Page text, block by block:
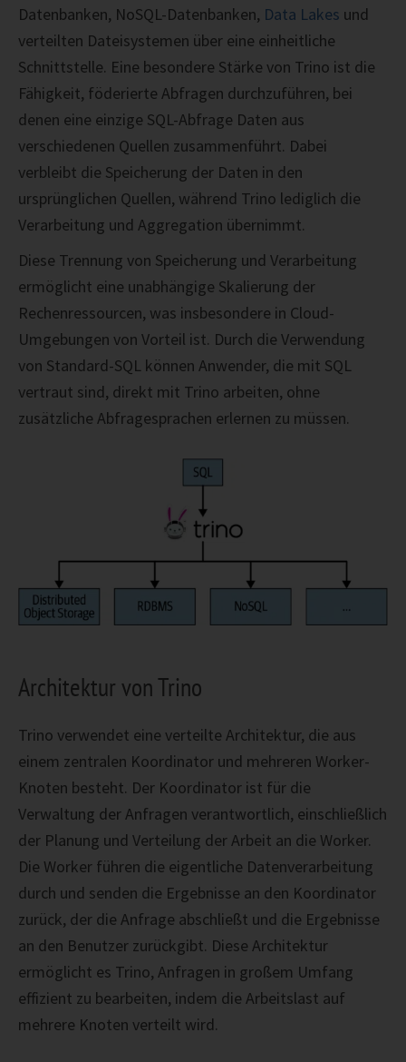
Datenbanken, NoSQL-Datenbanken, Data Lakes und
verteilten Dateisystemen über eine einheitliche
Schnittstelle. Eine besondere Stärke von Trino ist die
Fähigkeit, föderierte Abfragen durchzuführen, bei
denen eine einzige SQL-Abfrage Daten aus
verschiedenen Quellen zusammenführt. Dabei
verbleibt die Speicherung der Daten in den
ursprünglichen Quellen, während Trino lediglich die
Verarbeitung und Aggregation übernimmt.
Diese Trennung von Speicherung und Verarbeitung
ermöglicht eine unabhängige Skalierung der
Rechenressourcen, was insbesondere in Cloud-
Umgebungen von Vorteil ist. Durch die Verwendung
von Standard-SQL können Anwender, die mit SQL
vertraut sind, direkt mit Trino arbeiten, ohne
zusätzliche Abfragesprachen erlernen zu müssen.
Architektur von Trino
Trino verwendet eine verteilte Architektur, die aus
einem zentralen Koordinator und mehreren Worker-
Knoten besteht. Der Koordinator ist für die
Verwaltung der Anfragen verantwortlich, einschließlich
der Planung und Verteilung der Arbeit an die Worker.
Die Worker führen die eigentliche Datenverarbeitung
durch und senden die Ergebnisse an den Koordinator
zurück, der die Anfrage abschließt und die Ergebnisse
an den Benutzer zurückgibt. Diese Architektur
ermöglicht es Trino, Anfragen in großem Umfang
effizient zu bearbeiten, indem die Arbeitslast auf
mehrere Knoten verteilt wird.